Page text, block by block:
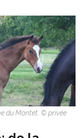
du Montet. © privée